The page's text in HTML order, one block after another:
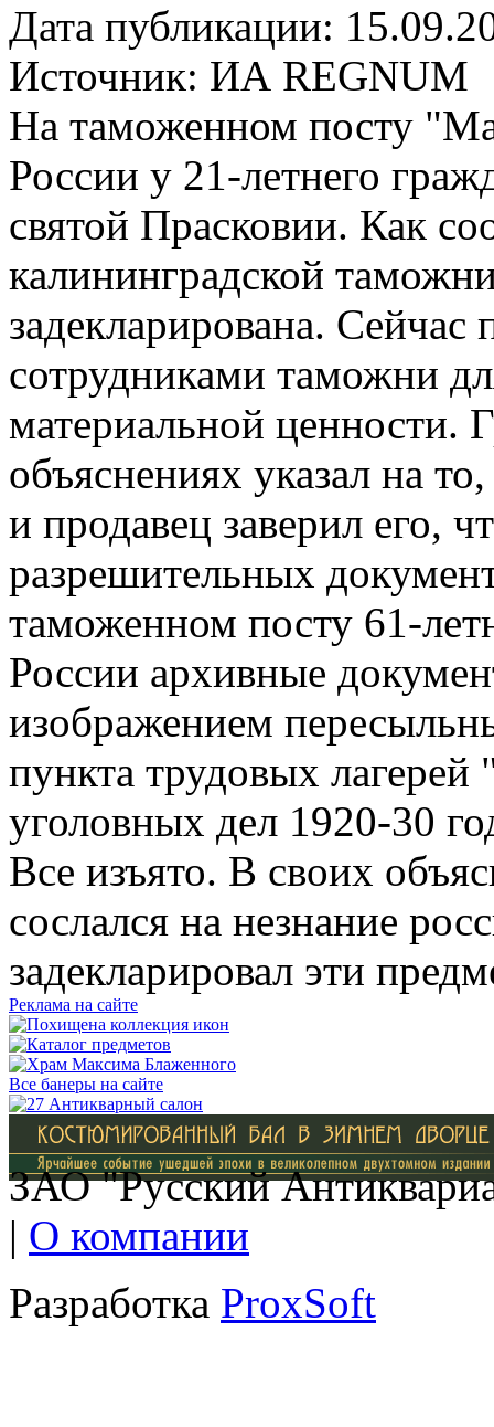
Дата публикации:
Источник: ИА REGNUM
На таможенном посту
России у 21-летнего
святой Прасковии. Как
калининградской
задекларирована.
сотрудниками таможни
материальной ценности.
объяснениях указал на
и продавец заверил его,
разрешительных
таможенном посту 61-
России архивные
изображением
пункта трудовых
уголовных дел 1920-30
Все изъято. В своих
сослался на незнание
задекларировал эти
Реклама на сайте
Все банеры на сайте
ЗАО "Русский
| О компании
Разработка ProxSoft